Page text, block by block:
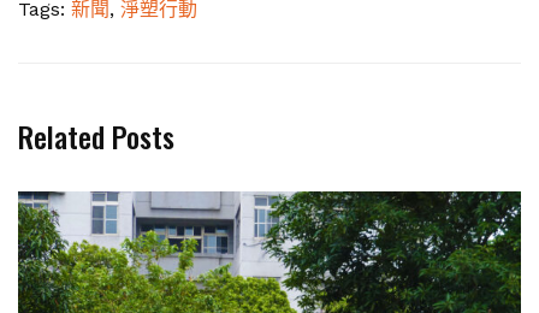
Tags: 新聞, 淨塑行動
Related Posts